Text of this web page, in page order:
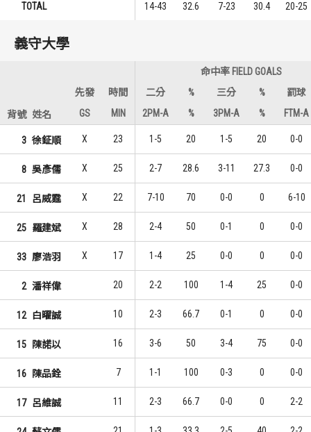
TOTAL 14-43 32.6 7-23 30.4 20-25
義守大學
命中率 FIELD GOALS
先發
時間 二分 % 三分 %
罰球
背號 姓名 GS MIN 2PM-A % 3PM-A % FTM-A
3 徐鉦順 X 23 1-5 20 1-5 20 0-0
8 吳彥儒 X 25 2-7 28.6 3-11 27.3 0-0
21 呂威霆 X 22 7-10 70 0-0 0 6-10
25 羅建斌 X 28 2-4 50 0-1 0 0-0
33 廖浩羽 X 17 1-4 25 0-0 0 0-0
2 潘祥偉 20 2-2 100 1-4 25 0-0
12 白曜誠 10 2-3 66.7 0-1 0 0-0
15 陳諾以 16 3-6 50 3-4 75 0-0
16 陳品銓 7 1-1 100 0-3 0 0-0
17 呂維誠 11 2-3 66.7 0-0 0 2-2